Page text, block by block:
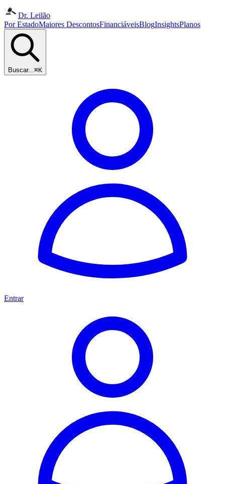
Dr. Leilão
Por EstadoMaiores DescontosFinanciáveisBlogInsightsPlanos
Buscar...⌘K
Entrar